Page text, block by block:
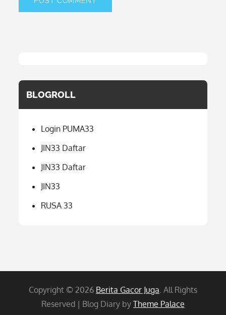
BLOGROLL
Login PUMA33
JIN33 Daftar
JIN33 Daftar
JIN33
RUSA 33
Copyright © 2026 Berita Gacor Juga. All Rights
Reserved | Blog Diary by Theme Palace